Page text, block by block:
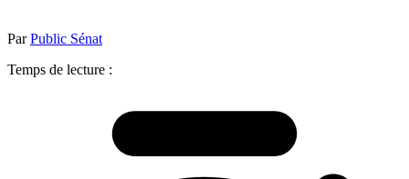
ParPublic Sénat
Temps de lecture :